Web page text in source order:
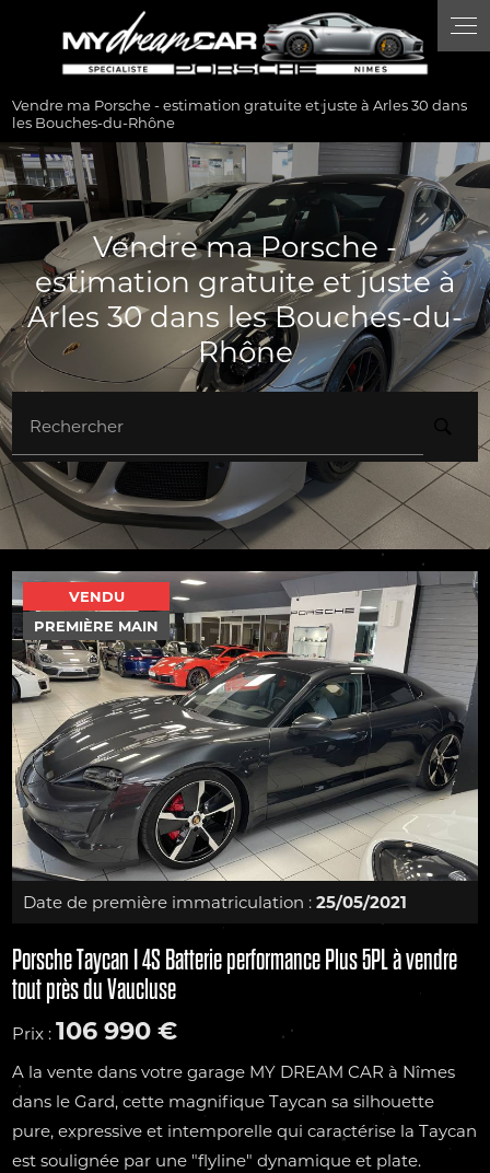
Vendre ma Porsche - estimation gratuite et juste à Arles 30 dans
les Bouches-du-Rhône
Vendre ma Porsche -
estimation gratuite et juste à
Arles 30 dans les Bouches-du-
Rhône
Rechercher
VENDU
PREMIÈRE MAIN
Date de première immatriculation : 25/05/2021
Porsche Taycan I 4S Batterie performance Plus 5PL à vendre
tout près du Vaucluse
Prix : 106 990 €
A la vente dans votre garage MY DREAM CAR à Nîmes
dans le Gard, cette magnifique Taycan sa silhouette
pure, expressive et intemporelle qui caractérise la Taycan
est soulignée par une "flyline" dynamique et plate.
Panneau de gestion des cookies